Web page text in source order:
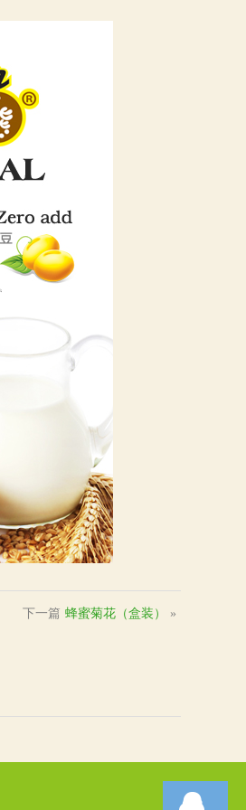
下一篇 蜂蜜菊花（盒装） »